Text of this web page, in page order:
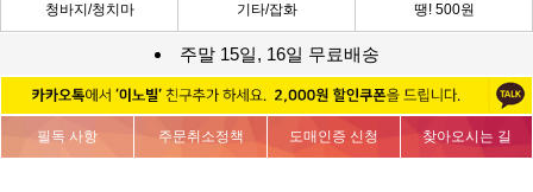
청바지/청치마 기타/잡화 땡! 500원
주말 15일, 16일 무료배송
필독 사항 주문취소정책 도매인증 신청 찾아오시는 길